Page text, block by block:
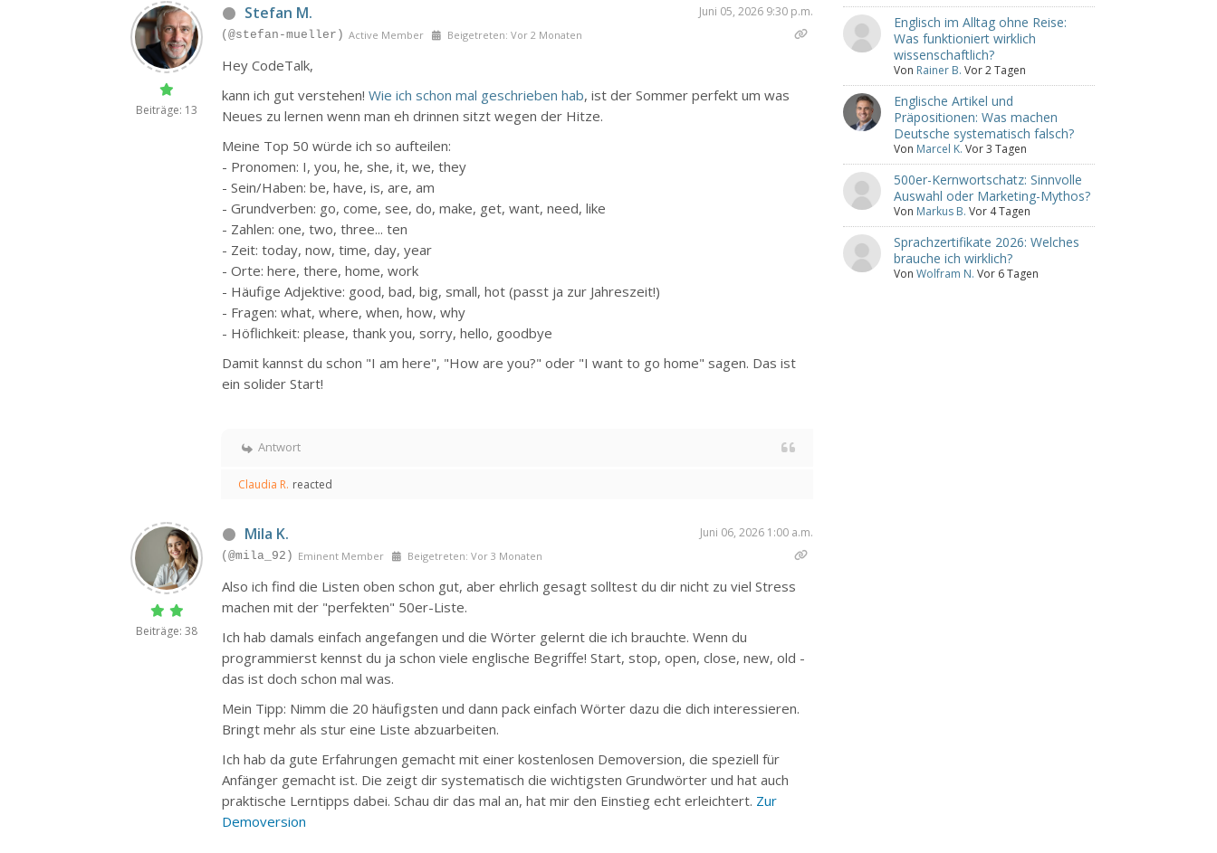
Beiträge: 13
Stefan M. Juni 05, 2026 9:30 p.m.
(@stefan-mueller) Active Member Beigetreten: Vor 2 Monaten
Hey CodeTalk,
kann ich gut verstehen!Wie ich schon mal geschrieben hab, ist der Sommer perfekt um was
Neues zu lernen wenn man eh drinnen sitzt wegen der Hitze.
Meine Top 50 würde ich so aufteilen:
- Pronomen: I, you, he, she, it, we, they
- Sein/Haben: be, have, is, are, am
- Grundverben: go, come, see, do, make, get, want, need, like
- Zahlen: one, two, three... ten
- Zeit: today, now, time, day, year
- Orte: here, there, home, work
- Häufige Adjektive: good, bad, big, small, hot (passt ja zur Jahreszeit!)
- Fragen: what, where, when, how, why
- Höflichkeit: please, thank you, sorry, hello, goodbye
Damit kannst du schon "I am here", "How are you?" oder "I want to go home" sagen. Das ist
ein solider Start!
Antwort
Claudia R. reacted
Beiträge: 38
Mila K. Juni 06, 2026 1:00 a.m.
(@mila_92) Eminent Member Beigetreten: Vor 3 Monaten
Also ich find die Listen oben schon gut, aber ehrlich gesagt solltest du dir nicht zu viel Stress
machen mit der "perfekten" 50er-Liste.
Ich hab damals einfach angefangen und die Wörter gelernt die ich brauchte. Wenn du
programmierst kennst du ja schon viele englische Begriffe! Start, stop, open, close, new, old -
das ist doch schon mal was.
Mein Tipp: Nimm die 20 häufigsten und dann pack einfach Wörter dazu die dich interessieren.
Bringt mehr als stur eine Liste abzuarbeiten.
Ich hab da gute Erfahrungen gemacht mit einer kostenlosen Demoversion, die speziell für
Anfänger gemacht ist. Die zeigt dir systematisch die wichtigsten Grundwörter und hat auch
praktische Lerntipps dabei. Schau dir das mal an, hat mir den Einstieg echt erleichtert. Zur
Demoversion
Englisch im Alltag ohne Reise:
Was funktioniert wirklich
wissenschaftlich?
Von Rainer B. Vor 2 Tagen
Englische Artikel und
Präpositionen: Was machen
Deutsche systematisch falsch?
Von Marcel K. Vor 3 Tagen
500er-Kernwortschatz: Sinnvolle
Auswahl oder Marketing-Mythos?
Von Markus B. Vor 4 Tagen
Sprachzertifikate 2026: Welches
brauche ich wirklich?
Von Wolfram N. Vor 6 Tagen